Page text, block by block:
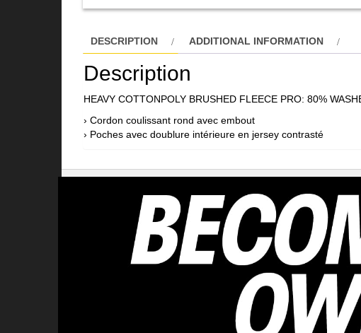
DESCRIPTION ADDITIONAL INFORMATION
Description
HEAVY COTTONPOLY BRUSHED FLEECE PRO: 80%
› Cordon coulissant rond avec embout
› Poches avec doublure intérieure en jersey contrasté